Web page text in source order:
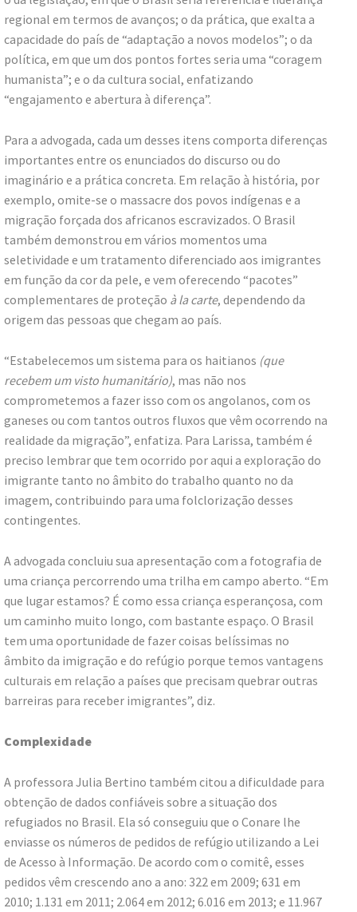
regional em termos de avanços; o da prática, que exalta a
capacidade do país de “adaptação a novos modelos”; o da
política, em que um dos pontos fortes seria uma “coragem
humanista”; e o da cultura social, enfatizando
“engajamento e abertura à diferença”.
Para a advogada, cada um desses itens comporta diferenças
importantes entre os enunciados do discurso ou do
imaginário e a prática concreta. Em relação à história, por
exemplo, omite-se o massacre dos povos indígenas e a
migração forçada dos africanos escravizados. O Brasil
também demonstrou em vários momentos uma
seletividade e um tratamento diferenciado aos imigrantes
em função da cor da pele, e vem oferecendo “pacotes”
complementares de proteção à la carte, dependendo da
origem das pessoas que chegam ao país.
“Estabelecemos um sistema para os haitianos (que
recebem um visto humanitário), mas não nos
comprometemos a fazer isso com os angolanos, com os
ganeses ou com tantos outros fluxos que vêm ocorrendo na
realidade da migração”, enfatiza. Para Larissa, também é
preciso lembrar que tem ocorrido por aqui a exploração do
imigrante tanto no âmbito do trabalho quanto no da
imagem, contribuindo para uma folclorização desses
contingentes.
A advogada concluiu sua apresentação com a fotografia de
uma criança percorrendo uma trilha em campo aberto. “Em
que lugar estamos? É como essa criança esperançosa, com
um caminho muito longo, com bastante espaço. O Brasil
tem uma oportunidade de fazer coisas belíssimas no
âmbito da imigração e do refúgio porque temos vantagens
culturais em relação a países que precisam quebrar outras
barreiras para receber imigrantes”, diz.
Complexidade
A professora Julia Bertino também citou a dificuldade para
obtenção de dados confiáveis sobre a situação dos
refugiados no Brasil. Ela só conseguiu que o Conare lhe
enviasse os números de pedidos de refúgio utilizando a Lei
de Acesso à Informação. De acordo com o comitê, esses
pedidos vêm crescendo ano a ano: 322 em 2009; 631 em
2010; 1.131 em 2011; 2.064 em 2012; 6.016 em 2013; e 11.967